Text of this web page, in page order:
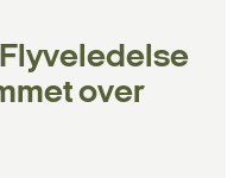
over